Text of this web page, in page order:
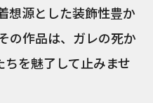
想源とした装飾性豊か
の作品は、ガレの死か
を魅了して止みませ